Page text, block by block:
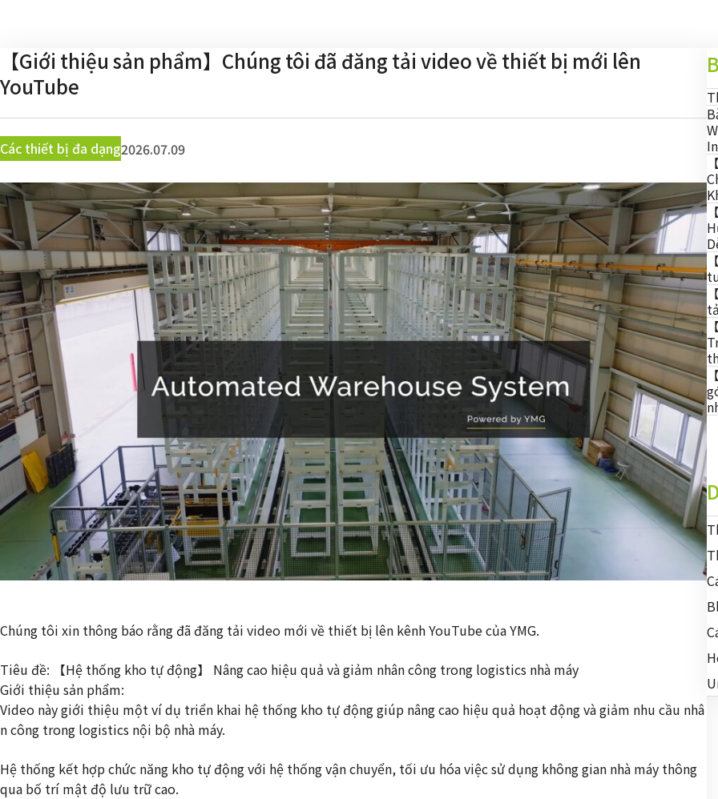
【Giới thiệu sản phẩm】Chúng tôi đã đăng tải video về thiết bị mới lên
YouTube
Các thiết bị đa dạng2026.07.09
Chúng tôi xin thông báo rằng đã đăng tải video mới về thiết bị lên kênh YouTube của YMG.
Tiêu đề: 【Hệ thống kho tự động】 Nâng cao hiệu quả và giảm nhân công trong logistics nhà máy
Giới thiệu sản phẩm:
Video này giới thiệu một ví dụ triển khai hệ thống kho tự động giúp nâng cao hiệu quả hoạt động và giảm nhu cầu nhâ
n công trong logistics nội bộ nhà máy.
Hệ thống kết hợp chức năng kho tự động với hệ thống vận chuyển, tối ưu hóa việc sử dụng không gian nhà máy thông
qua bố trí mật độ lưu trữ cao.